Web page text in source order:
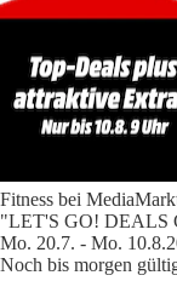
Fitness bei
"LET'S GO! DEALS
Mo. 20.7. - Mo.
Noch bis morgen